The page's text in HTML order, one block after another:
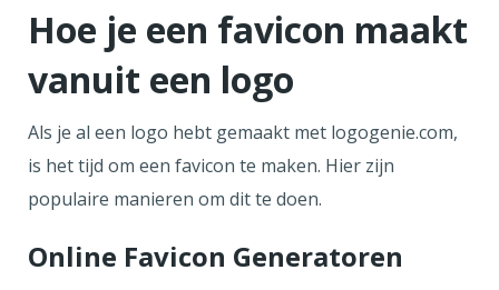
Hoe je een favicon maakt
vanuit een logo
Als je al een logo hebt gemaakt met logogenie.com,
is het tijd om een favicon te maken. Hier zijn
populaire manieren om dit te doen.
Online Favicon Generatoren